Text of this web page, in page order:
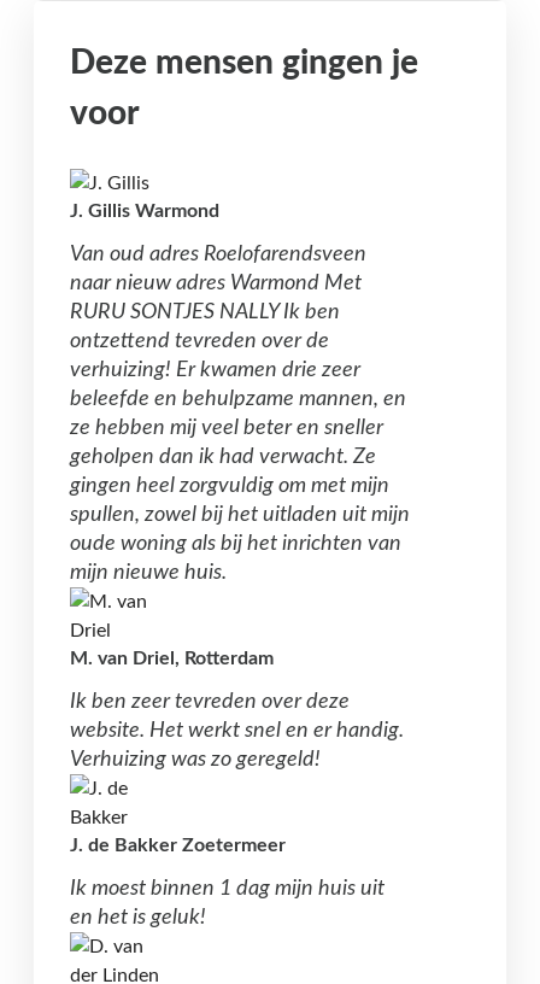
Deze mensen gingen je
voor
J. Gillis Warmond
Van oud adres Roelofarendsveen
naar nieuw adres Warmond Met
RURU SONTJES NALLY Ik ben
ontzettend tevreden over de
verhuizing! Er kwamen drie zeer
beleefde en behulpzame mannen, en
ze hebben mij veel beter en sneller
geholpen dan ik had verwacht. Ze
gingen heel zorgvuldig om met mijn
spullen, zowel bij het uitladen uit mijn
oude woning als bij het inrichten van
mijn nieuwe huis.
M. van Driel, Rotterdam
Ik ben zeer tevreden over deze
website. Het werkt snel en er handig.
Verhuizing was zo geregeld!
J. de Bakker Zoetermeer
Ik moest binnen 1 dag mijn huis uit
en het is geluk!